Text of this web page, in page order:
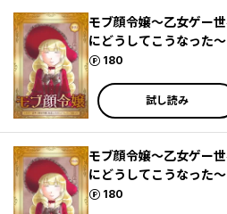
モブ顔令嬢～乙女ゲー
にどうしてこうなった
180
ポイント
試し読み
モブ顔令嬢～乙女ゲー
にどうしてこうなった
180
ポイント